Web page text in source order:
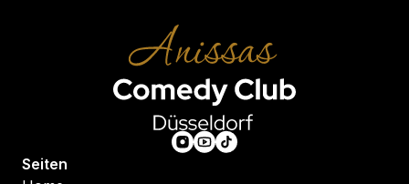
Seiten